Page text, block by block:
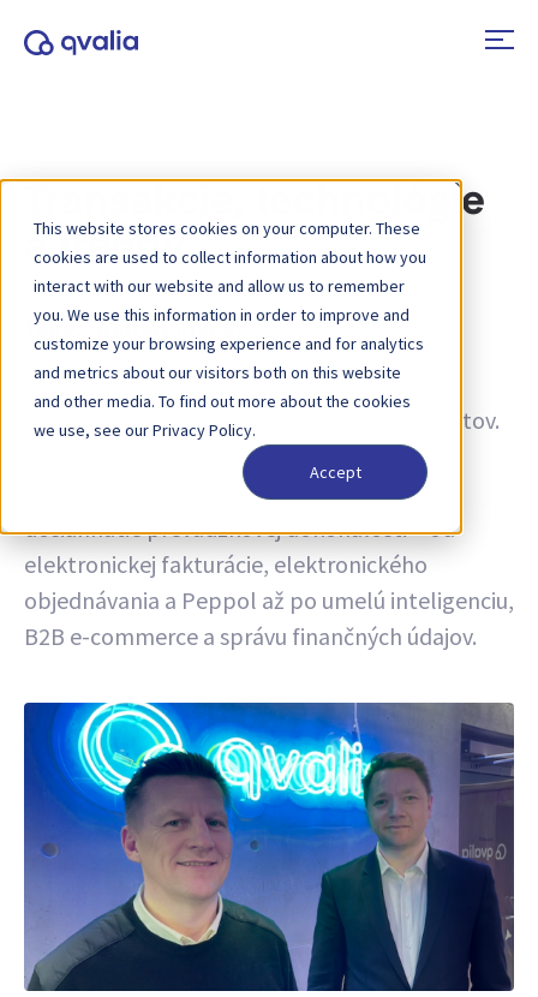
This website stores cookies on your computer. These
cookies are used to collect information about how you
interact with our website and allow us to remember
you. We use this information in order to improve and
customize your browsing experience and for analytics
and metrics about our visitors both on this website
and other media. To find out more about the cookies
we use, see our Privacy Policy.
Accept
Transakcie, technológie
a trendy
Tagy:
Informácie o transakciách, technológiách a
trendoch a novinky o aktualizáciách produktov.
Získajte viac informácií o tom, ako zlepšiť
procesy a ako využiť transakčné údaje na
dosiahnutie prevádzkovej dokonalosti – od
elektronickej fakturácie, elektronického
objednávania a Peppol až po umelú inteligenciu,
B2B e-commerce a správu finančných údajov.